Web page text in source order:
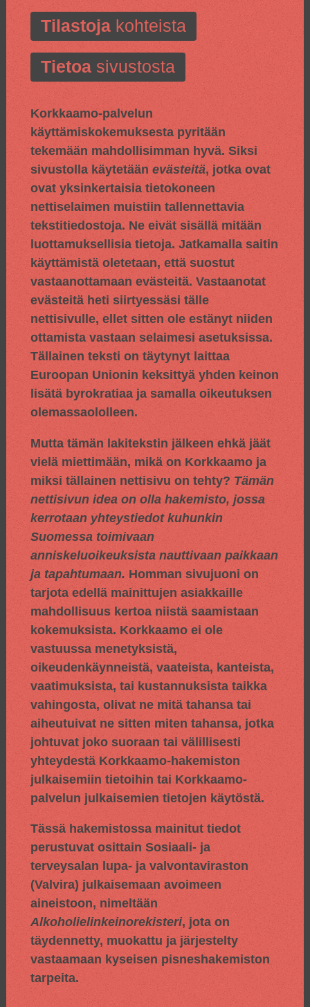
Tilastojakohteista
Tietoasivustosta
Korkkaamo-palvelun
käyttämiskokemuksesta pyritään
tekemään mahdollisimman hyvä. Siksi
sivustolla käytetään evästeitä, jotka ovat
ovat yksinkertaisia tietokoneen
nettiselaimen muistiin tallennettavia
tekstitiedostoja. Ne eivät sisällä mitään
luottamuksellisia tietoja. Jatkamalla saitin
käyttämistä oletetaan, että suostut
vastaanottamaan evästeitä. Vastaanotat
evästeitä heti siirtyessäsi tälle
nettisivulle, ellet sitten ole estänyt niiden
ottamista vastaan selaimesi asetuksissa.
Tällainen teksti on täytynyt laittaa
Euroopan Unionin keksittyä yhden keinon
lisätä byrokratiaa ja samalla oikeutuksen
olemassaololleen.
Mutta tämän lakitekstin jälkeen ehkä jäät
vielä miettimään, mikä on Korkkaamo ja
miksi tällainen nettisivu on tehty? Tämän
nettisivun idea on olla hakemisto, jossa
kerrotaan yhteystiedot kuhunkin
Suomessa toimivaan
anniskeluoikeuksista nauttivaan paikkaan
ja tapahtumaan. Homman sivujuoni on
tarjota edellä mainittujen asiakkaille
mahdollisuus kertoa niistä saamistaan
kokemuksista. Korkkaamo ei ole
vastuussa menetyksistä,
oikeudenkäynneistä, vaateista, kanteista,
vaatimuksista, tai kustannuksista taikka
vahingosta, olivat ne mitä tahansa tai
aiheutuivat ne sitten miten tahansa, jotka
johtuvat joko suoraan tai välillisesti
yhteydestä Korkkaamo-hakemiston
julkaisemiin tietoihin tai Korkkaamo-
palvelun julkaisemien tietojen käytöstä.
Tässä hakemistossa mainitut tiedot
perustuvat osittain Sosiaali- ja
terveysalan lupa- ja valvontaviraston
(Valvira) julkaisemaan avoimeen
aineistoon, nimeltään
Alkoholielinkeinorekisteri, jota on
täydennetty, muokattu ja järjestelty
vastaamaan kyseisen pisneshakemiston
tarpeita.